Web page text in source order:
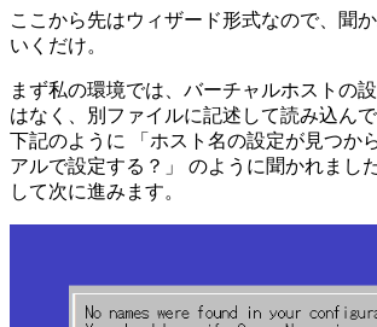
ここから先はウィザード形式なので、聞
いくだけ。
まず私の環境では、バーチャルホストの
はなく、別ファイルに記述して読み込んで
下記のように 「ホスト名の設定が見つか
アルで設定する？」 のように聞かれまし
して次に進みます。